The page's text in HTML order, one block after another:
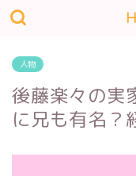
人物
後藤楽々の実
に兄も有名？